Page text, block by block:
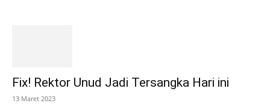
Fix! Rektor Unud Jadi Tersangka Hari ini
13 Maret 2023